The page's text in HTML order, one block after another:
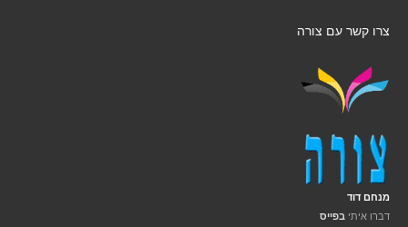
צרו קשר עם צורה
מנחם דוד
דברו איתי בפייס